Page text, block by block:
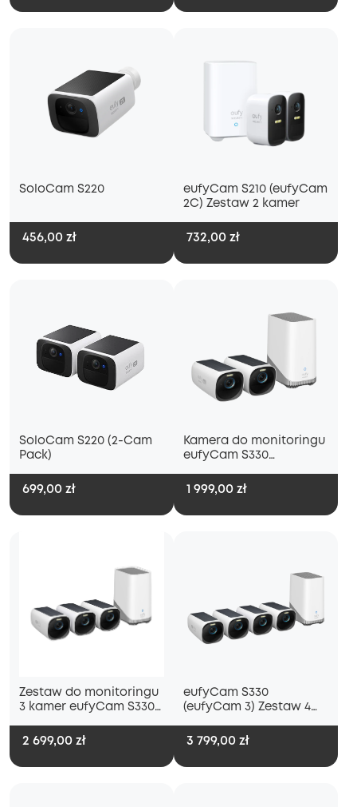
SoloCam S220
456,00 zł
eufyCam S210 (eufyCam
2C) Zestaw 2 kamer
732,00 zł
SoloCam S220 (2-Cam
Pack)
699,00 zł
Kamera do monitoringu
eufyCam S330
1 999,00 zł
Zestaw do monitoringu
3 kamer eufyCam S330
2 699,00 zł
eufyCam S330
(eufyCam 3) Zestaw 4
3 799,00 zł